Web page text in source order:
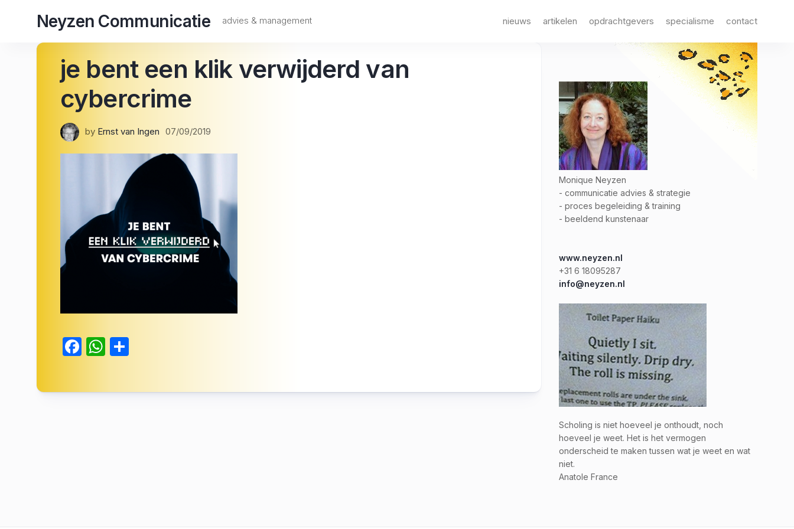
Neyzen Communicatie advies & management nieuws artikelen opdrachtgevers specialisme contact
je bent een klik verwijderd van
cybercrime
by Ernst van Ingen 07/09/2019
Facebook
WhatsApp
Monique Neyzen
- communicatie advies & strategie
- proces begeleiding & training
- beeldend kunstenaar
www.neyzen.nl
+31 6 18095287
info@neyzen.nl
Scholing is niet hoeveel je onthoudt, noch
hoeveel je weet. Het is het vermogen
onderscheid te maken tussen wat je weet en wat
niet.
Anatole France